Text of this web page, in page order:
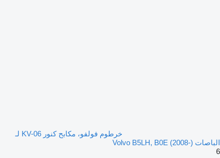
خرطوم فولفو، مكابح كنور KV-06 لـ
الباصات Volvo B5LH, B0E (2008-)
6